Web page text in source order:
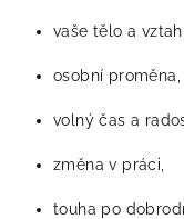
vaše tělo a vztah
osobní proměna,
volný čas a
změna v práci,
touha po